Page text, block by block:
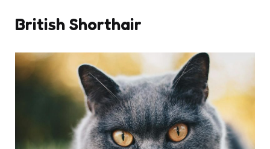
British Shorthair